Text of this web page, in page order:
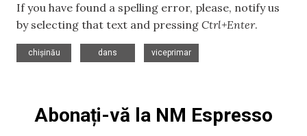
If you have found a spelling error, please, notify us
by selecting that text and pressing Ctrl+Enter.
chișinău
dans
viceprimar
Abonați-vă la NM Espresso